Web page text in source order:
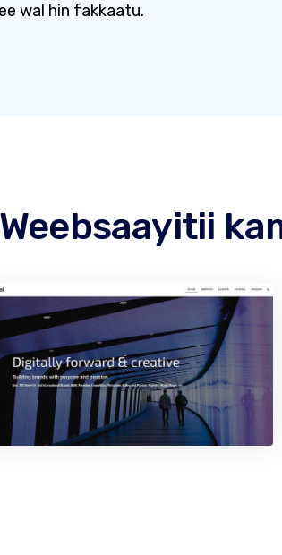
wal hin fakkaatu.
Weebsaayitii